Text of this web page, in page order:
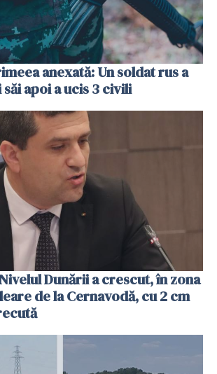
anexată: Un soldat rus a
apoi a ucis 3 civili
Dunării a crescut, în zona
de la Cernavodă, cu 2 cm